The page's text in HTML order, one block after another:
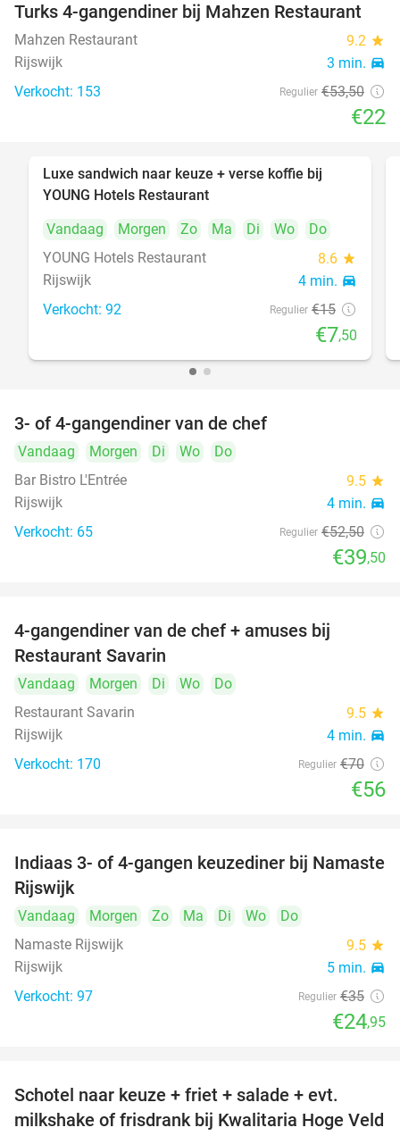
59%
Turks 4-gangendiner bij Mahzen Restaurant
Mahzen Restaurant 9.2 star
Rijswijk 3 min. directions_car
Verkocht: 153 Regulier €53,50
€22
Luxe sandwich naar keuze + verse koffie bij
YOUNG Hotels Restaurant
Vandaag
Morgen Zo Ma Di Wo
Do
YOUNG Hotels Restaurant
8.6 star
Rijswijk 4 min. directions_car
Verkocht: 92 Regulier €15
€7,50
3- of 4-gangendiner van de chef
Vandaag Morgen Di Wo
Do
Bar Bistro L'Entrée
9.5 star
Rijswijk 4 min. directions_car
Verkocht: 65 Regulier €52,50
€39,50
4-gangendiner van de chef + amuses bij
Restaurant Savarin
Vandaag Morgen Di Wo
Do
Restaurant Savarin
9.5 star
Rijswijk 4 min. directions_car
Verkocht: 170 Regulier €70
€56
29%
Indiaas 3- of 4-gangen keuzediner bij Namaste
Rijswijk
Vandaag Morgen Zo Ma Di Wo
Do
Namaste Rijswijk
9.5 star
Rijswijk 5 min. directions_car
Verkocht: 97 Regulier €35
€24,95
Schotel naar keuze + friet + salade + evt.
milkshake of frisdrank bij Kwalitaria Hoge Veld